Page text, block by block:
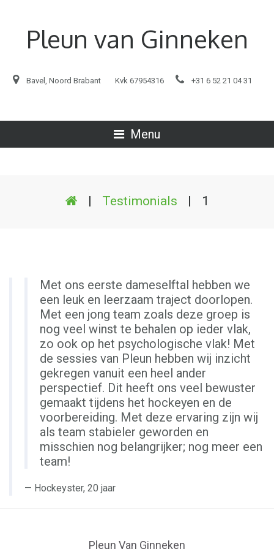
Pleun van Ginneken
Bavel, Noord Brabant Kvk 67954316 +31 6 52 21 04 31
Menu
| Testimonials | 1
Met ons eerste dameselftal hebben we
een leuk en leerzaam traject doorlopen.
Met een jong team zoals deze groep is
nog veel winst te behalen op ieder vlak,
zo ook op het psychologische vlak! Met
de sessies van Pleun hebben wij inzicht
gekregen vanuit een heel ander
perspectief. Dit heeft ons veel bewuster
gemaakt tijdens het hockeyen en de
voorbereiding. Met deze ervaring zijn wij
als team stabieler geworden en
misschien nog belangrijker; nog meer een
team!
Hockeyster, 20 jaar
Pleun Van Ginneken